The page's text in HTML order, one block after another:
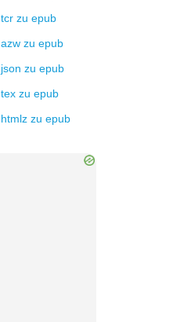
tcr zu epub
azw zu epub
json zu epub
tex zu epub
htmlz zu epub